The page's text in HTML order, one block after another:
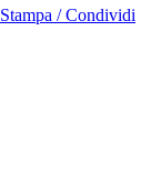
Stampa / Condividi